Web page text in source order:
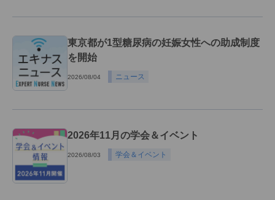
東京都が1型糖尿病の妊娠女性への助成制度
を開始
2026/08/04 ニュース
2026年11月の学会＆イベント
2026/08/03 学会＆イベント